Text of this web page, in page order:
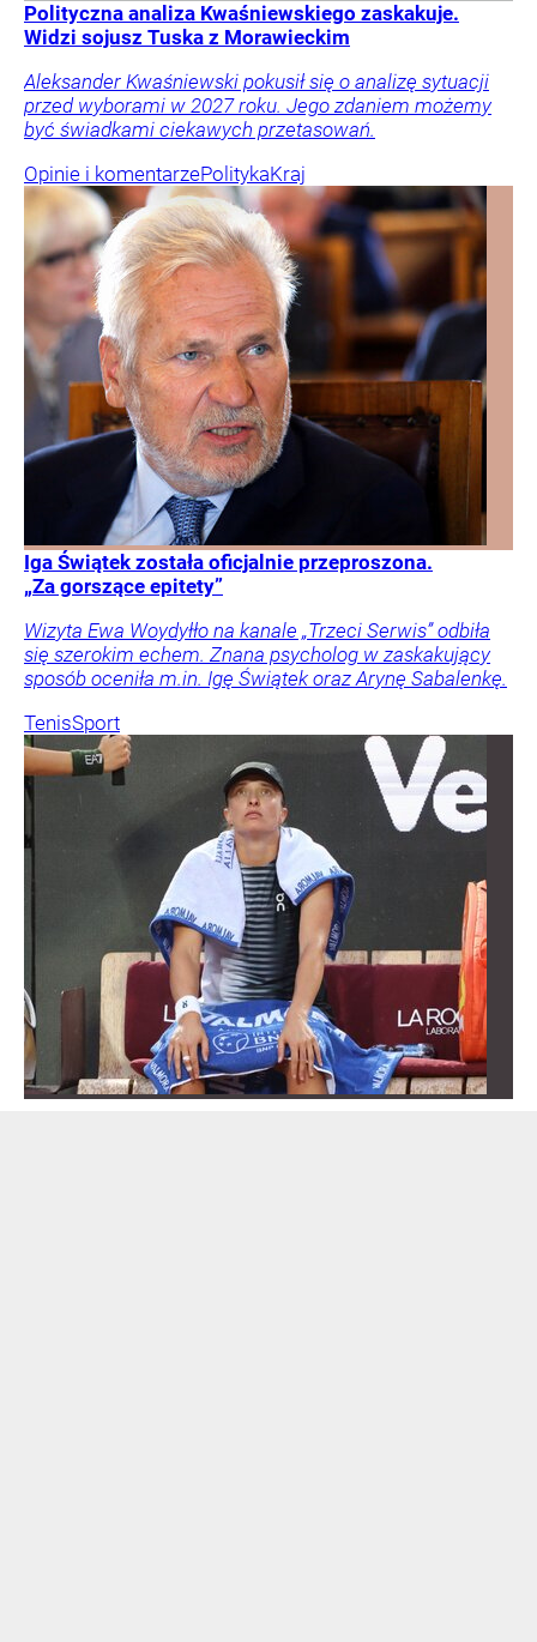
Polityczna analiza Kwaśniewskiego zaskakuje.
Widzi sojusz Tuska z Morawieckim
Aleksander Kwaśniewski pokusił się o analizę sytuacji
przed wyborami w 2027 roku. Jego zdaniem możemy
być świadkami ciekawych przetasowań.
Opinie i komentarzePolitykaKraj
Iga Świątek została oficjalnie przeproszona.
„Za gorszące epitety”
Wizyta Ewa Woydyłło na kanale „Trzeci Serwis” odbiła
się szerokim echem. Znana psycholog w zaskakujący
sposób oceniła m.in. Igę Świątek oraz Arynę Sabalenkę.
TenisSport